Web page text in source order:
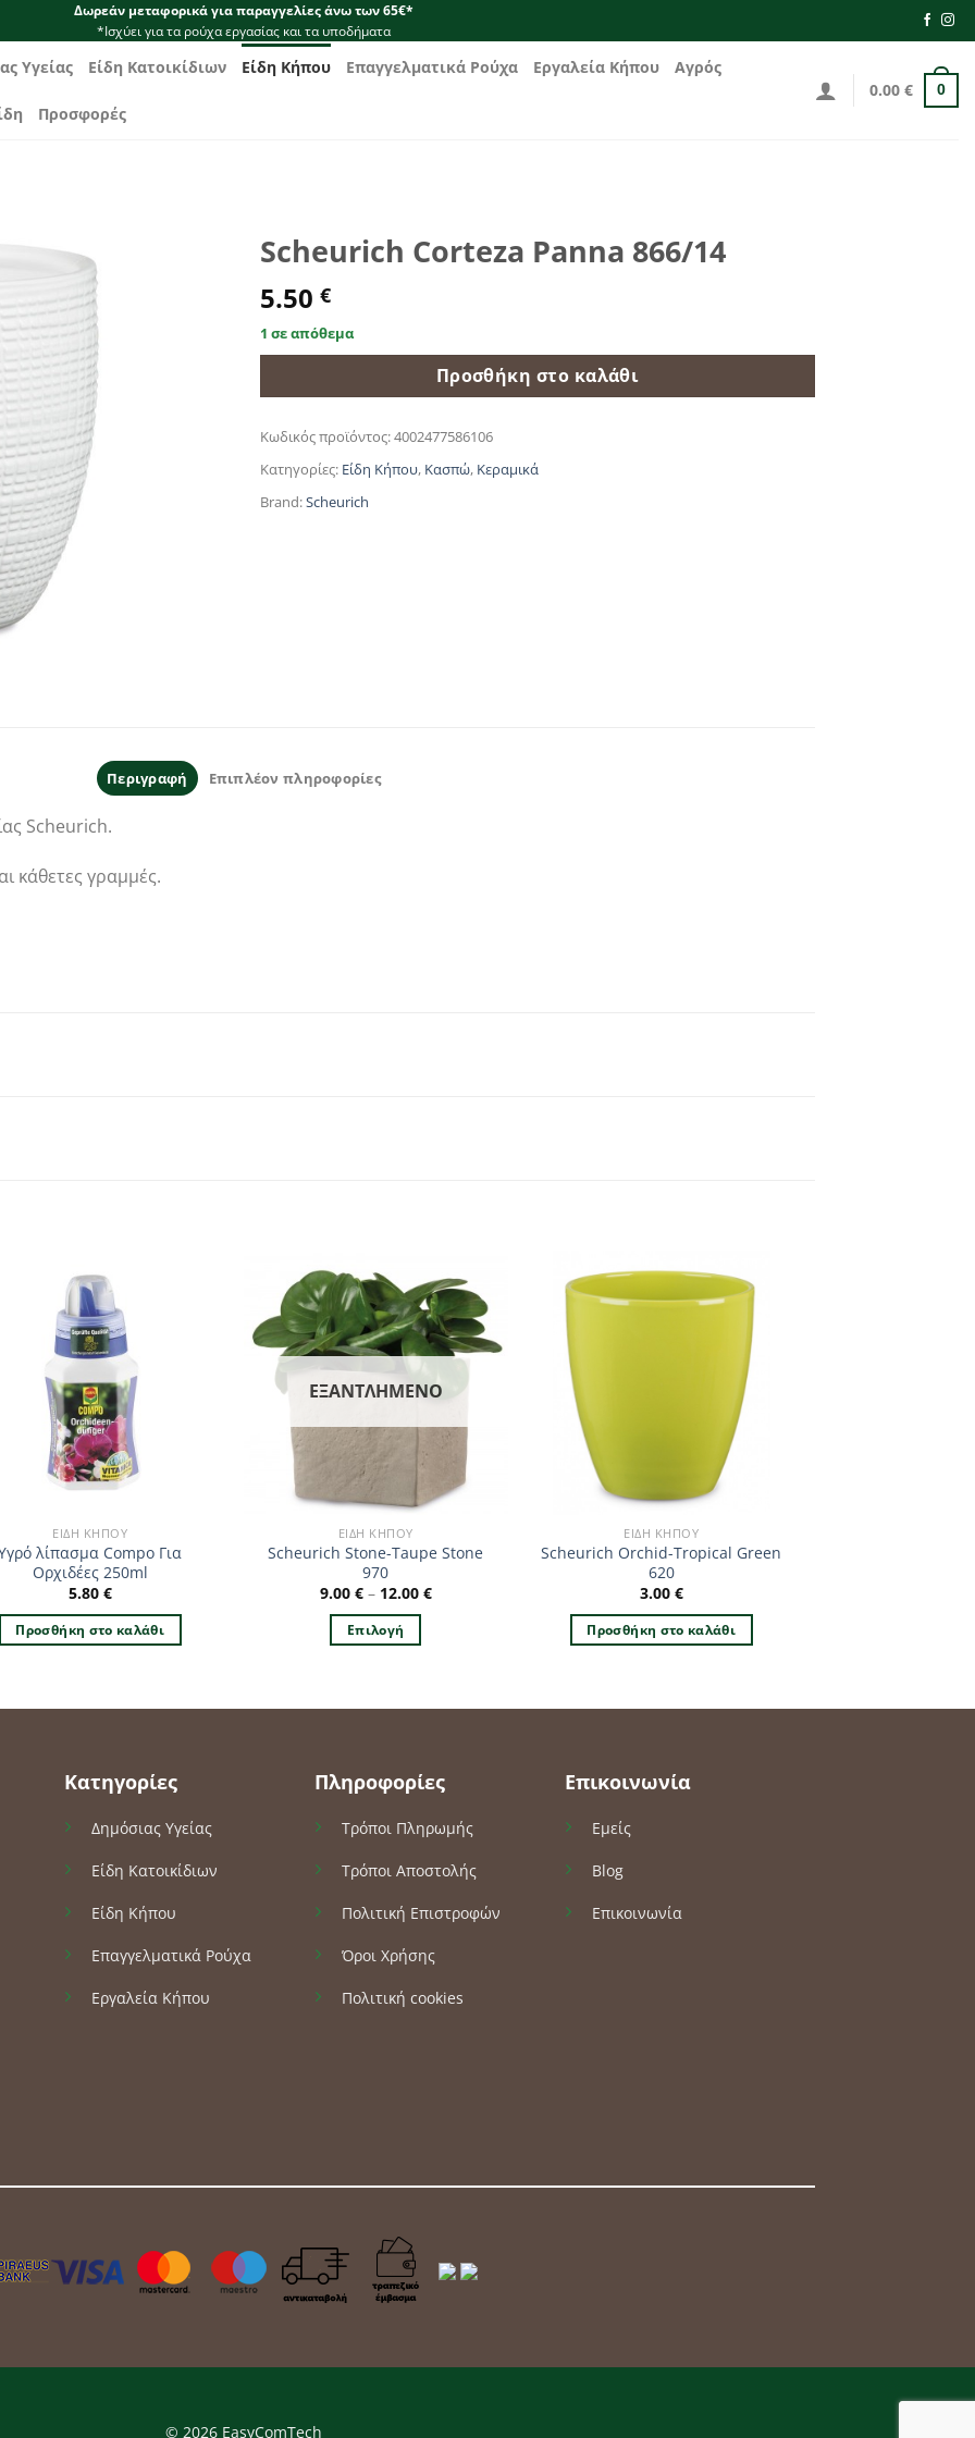
Δωρεάν μεταφορικά για παραγγελίες άνω των 65€*
*Ισχύει για τα ρούχα εργασίας και τα υποδήματα
Υγείας Είδη Κατοικίδιων Είδη Κήπου Επαγγελματικά Ρούχα Εργαλεία Κήπου Αγρός
Προσφορές
0.00€ 0
Scheurich Corteza Panna 866/14
5.50 €
1 σε απόθεμα
Προσθήκη στο καλάθι
Κωδικός προϊόντος:4002477586106
Κατηγορίες: Είδη Κήπου, Κασπώ, Κεραμικά
Brand:Scheurich
Περιγραφή Επιπλέον πληροφορίες
Scheurich.
κάθετες γραμμές.
ΕΊΔΗ ΚΉΠΟΥ
λίπασμα Compo Για
Ορχιδέες 250ml
5.80 €
Προσθήκη στο καλάθι
ΕΞΑΝΤΛΗΜΈΝΟ
ΕΊΔΗ ΚΉΠΟΥ
Scheurich Stone-Taupe Stone
970
9.00 €– 12.00 €
Επιλογή
προϊόν
παραλλαγές.
επιλογές
να
επιλεγούν
σελίδα
προϊόντος
ΕΊΔΗ ΚΉΠΟΥ
Scheurich Orchid-Tropical Green
620
3.00 €
Προσθήκη στο καλάθι
Κατηγορίες
Δημόσιας Υγείας
Είδη Κατοικίδιων
Είδη Κήπου
Επαγγελματικά Ρούχα
Εργαλεία Κήπου
Πληροφορίες
Τρόποι Πληρωμής
Τρόποι Αποστολής
Πολιτική Επιστροφών
Όροι Χρήσης
Πολιτική cookies
Επικοινωνία
Εμείς
Blog
Επικοινωνία
© 2026 EasyComTech